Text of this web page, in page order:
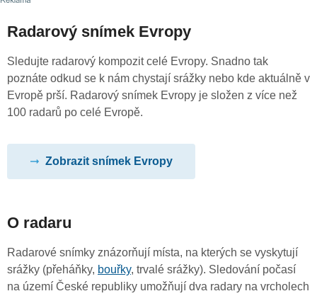
Radarový snímek Evropy
Sledujte radarový kompozit celé Evropy. Snadno tak
poznáte odkud se k nám chystají srážky nebo kde aktuálně v
Evropě prší. Radarový snímek Evropy je složen z více než
100 radarů po celé Evropě.
Zobrazit snímek Evropy
O radaru
Radarové snímky znázorňují místa, na kterých se vyskytují
srážky (přeháňky, bouřky, trvalé srážky). Sledování počasí
na území České republiky umožňují dva radary na vrcholech